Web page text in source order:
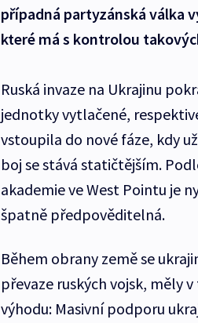
případná partyzánská válka
které má s kontrolou
Ruská invaze na Ukrajinu
jednotky vytlačené,
vstoupila do nové fáze, kdy
boj se stává statičtějším.
akademie ve West Pointu je
špatně předpověditelná.
Během obrany země se
převaze ruských vojsk, měly
výhodu: Masivní podporu